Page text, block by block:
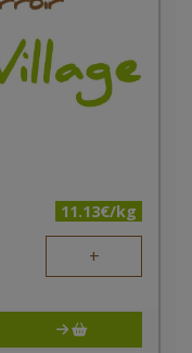
11.13€/kg
+